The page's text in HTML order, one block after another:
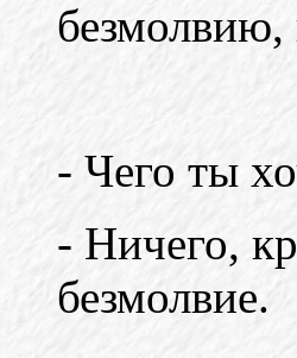
безмолвию,
- Чего ты
- Ничего,
безмолвие.